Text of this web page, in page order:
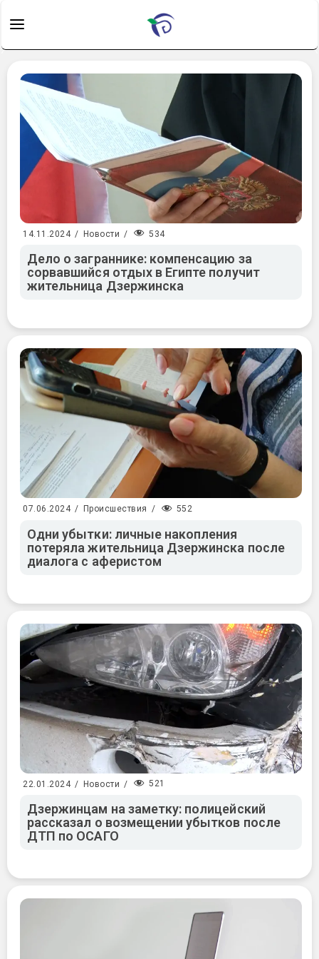
14.11.2024 / Новости / 534
Дело о заграннике: компенсацию за
сорвавшийся отдых в Египте получит
жительница Дзержинска
07.06.2024 / Происшествия / 552
Одни убытки: личные накопления
потеряла жительница Дзержинска после
диалога с аферистом
22.01.2024 / Новости / 521
Дзержинцам на заметку: полицейский
рассказал о возмещении убытков после
ДТП по ОСАГО